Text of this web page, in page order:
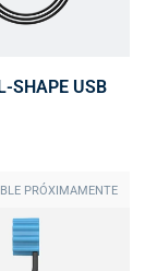
SHAPE USB
PRÓXIMAMENTE